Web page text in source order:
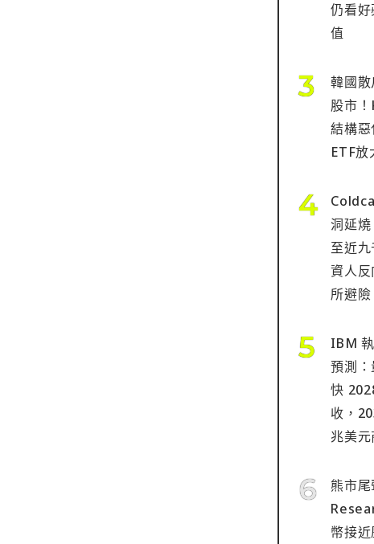
仍看
值
韓國
股市
結構
ETF放
洞延
至近
資人
所避險
IBM
預測
快
收，
兆美
熊市
幣接